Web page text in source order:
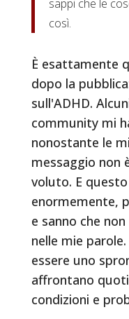
sappi che le
così.
È esattamente
dopo la
sull'ADHD.
community mi
nonostante le
messaggio non
voluto. E
enormemente,
e sanno che
nelle mie
essere uno
affrontano
condizioni e